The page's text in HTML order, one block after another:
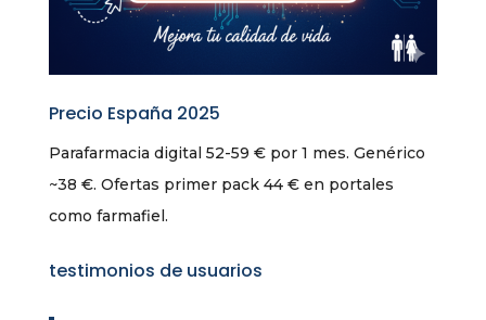
Precio España 2025
Parafarmacia digital 52-59 € por 1 mes. Genérico
~38 €. Ofertas primer pack 44 € en portales
como farmafiel.
testimonios de usuarios